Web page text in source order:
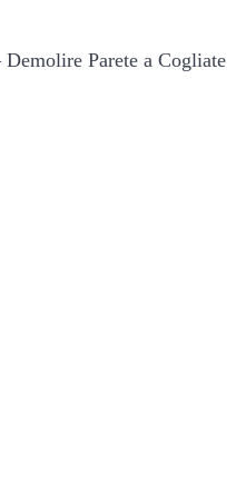
Parete a Cogliate